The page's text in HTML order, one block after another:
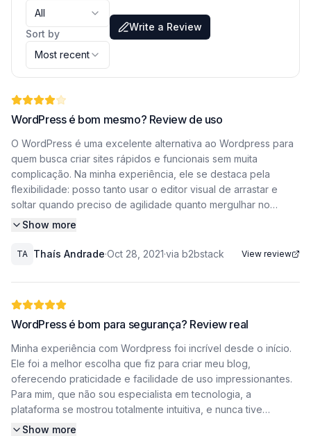
All
Sort by
Most recent
Write a Review
WordPress é bom mesmo? Review de uso
O WordPress é uma excelente alternativa ao Wordpress para
quem busca criar sites rápidos e funcionais sem muita
complicação. Na minha experiência, ele se destaca pela
flexibilidade: posso tanto usar o editor visual de arrastar e
soltar quando preciso de agilidade quanto mergulhar no
código para personalizações avançadas. Essa dupla
corporativos até lojas virtuais básicas. A quantidade de plugins
ferrament Por que o WordPress virou minha escolha para
apertado, o WordPress é minha salvação. O editor Gutenberg,
com seus blocos arrastáveis, me permite montar layouts
profissionais em
horas, coisa que antes levava dias codificando manualmente.
Já usei
para criar desde landing pages de campanhas até sites
institucionais completos para pequenas empresas. A biblioteca
Show more
TA Thaís Andrade·Oct 28, 2021·via b2bstack View review
WordPress é bom para segurança? Review real
Minha experiência com Wordpress foi incrível desde o início.
Ele foi a melhor escolha que fiz para criar meu blog,
oferecendo praticidade e facilidade de uso impressionantes.
Para mim, que não sou especialista em tecnologia, a
plataforma se mostrou totalmente intuitiva, e nunca tive
dificuldades para encontrar os recursos necessários. A
Show more